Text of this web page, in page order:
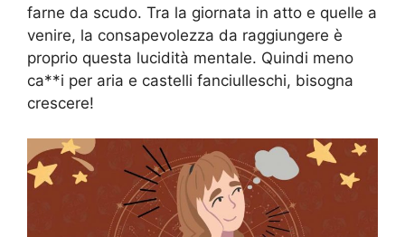
farne da scudo. Tra la giornata in atto e quelle a
venire, la consapevolezza da raggiungere è
proprio questa lucidità mentale. Quindi meno
ca**i per aria e castelli fanciulleschi, bisogna
crescere!